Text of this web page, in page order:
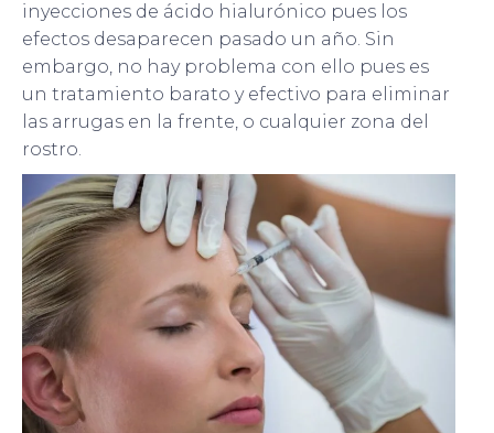
inyecciones de ácido hialurónico pues los
efectos desaparecen pasado un año. Sin
embargo, no hay problema con ello pues es
un tratamiento barato y efectivo para eliminar
las arrugas en la frente, o cualquier zona del
rostro.